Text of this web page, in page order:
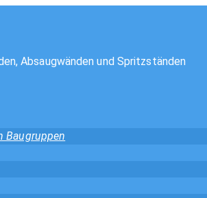
Absaugwänden und Spritzständen
Baugruppen